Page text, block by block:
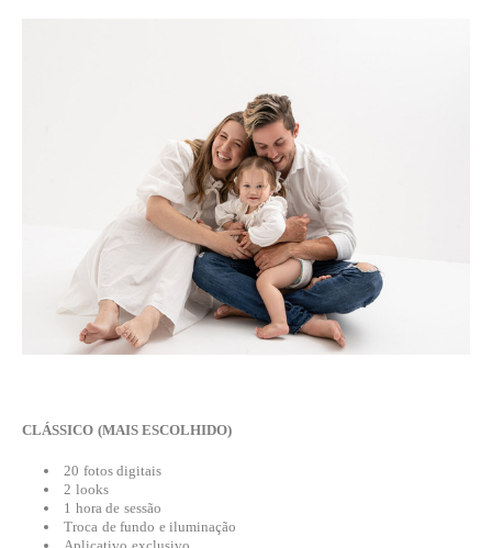
CLÁSSICO (MAIS ESCOLHIDO)
20 fotos digitais
2 looks
1 hora de sessão
Troca de fundo e iluminação